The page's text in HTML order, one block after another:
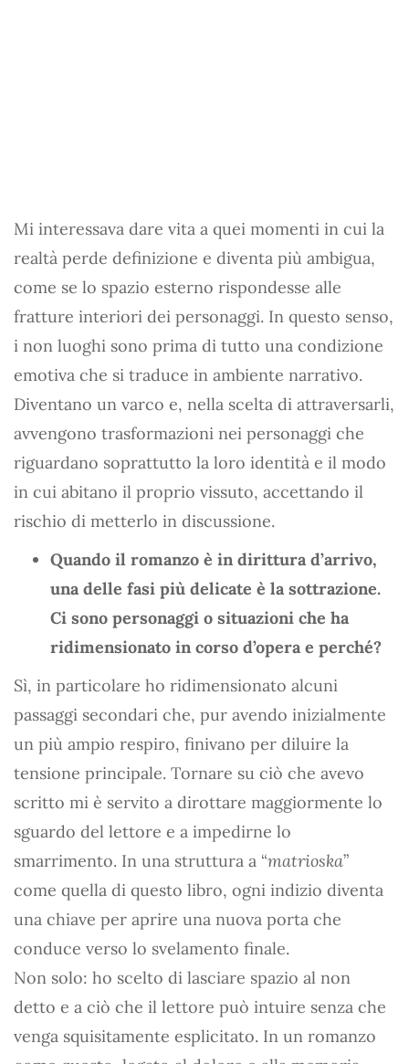
Mi interessava dare vita a quei momenti in cui la
realtà perde definizione e diventa più ambigua,
come se lo spazio esterno rispondesse alle
fratture interiori dei personaggi. In questo senso,
i non luoghi sono prima di tutto una condizione
emotiva che si traduce in ambiente narrativo.
Diventano un varco e, nella scelta di attraversarli,
avvengono trasformazioni nei personaggi che
riguardano soprattutto la loro identità e il modo
in cui abitano il proprio vissuto, accettando il
rischio di metterlo in discussione.
Quando il romanzo è in dirittura d’arrivo,
una delle fasi più delicate è la sottrazione.
Ci sono personaggi o situazioni che ha
ridimensionato in corso d’opera e perché?
Sì, in particolare ho ridimensionato alcuni
passaggi secondari che, pur avendo inizialmente
un più ampio respiro, finivano per diluire la
tensione principale. Tornare su ciò che avevo
scritto mi è servito a dirottare maggiormente lo
sguardo del lettore e a impedirne lo
smarrimento. In una struttura a “matrioska”
come quella di questo libro, ogni indizio diventa
una chiave per aprire una nuova porta che
conduce verso lo svelamento finale.
Non solo: ho scelto di lasciare spazio al non
detto e a ciò che il lettore può intuire senza che
venga squisitamente esplicitato. In un romanzo